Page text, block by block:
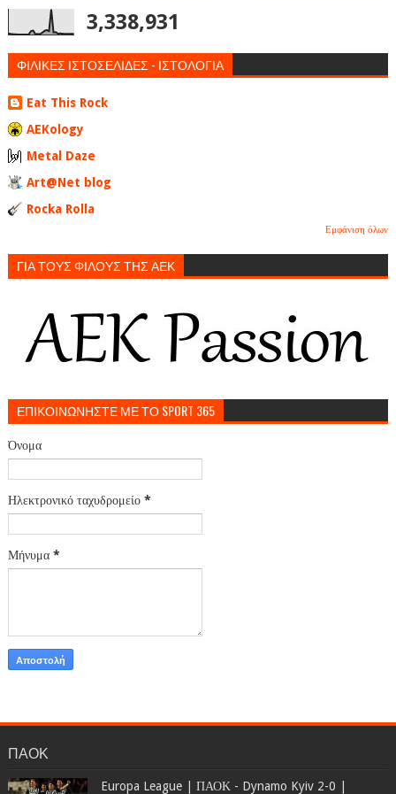
3,338,931
ΦΙΛΙΚΕΣ ΙΣΤΟΣΕΛΙΔΕΣ - ΙΣΤΟΛΟΓΙΑ
Eat This Rock
AEKology
Metal Daze
Art@Net blog
Rocka Rolla
Εμφάνιση όλων
ΓΙΑ ΤΟΥΣ ΦΙΛΟΥΣ ΤΗΣ ΑΕΚ
ΕΠΙΚΟΙΝΩΝΗΣΤΕ ΜΕ ΤΟ SPORT 365
Όνομα
Ηλεκτρονικό ταχυδρομείο *
Μήνυμα *
ΠΑΟΚ
Europa League | ΠΑΟΚ - Dynamo Kyiv 2-0 |